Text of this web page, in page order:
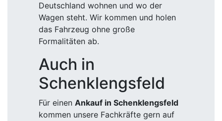
Deutschland wohnen und wo der
Wagen steht. Wir kommen und holen
das Fahrzeug ohne große
Formalitäten ab.
Auch in
Schenklengsfeld
Für einen Ankauf in Schenklengsfeld
kommen unsere Fachkräfte gern auf